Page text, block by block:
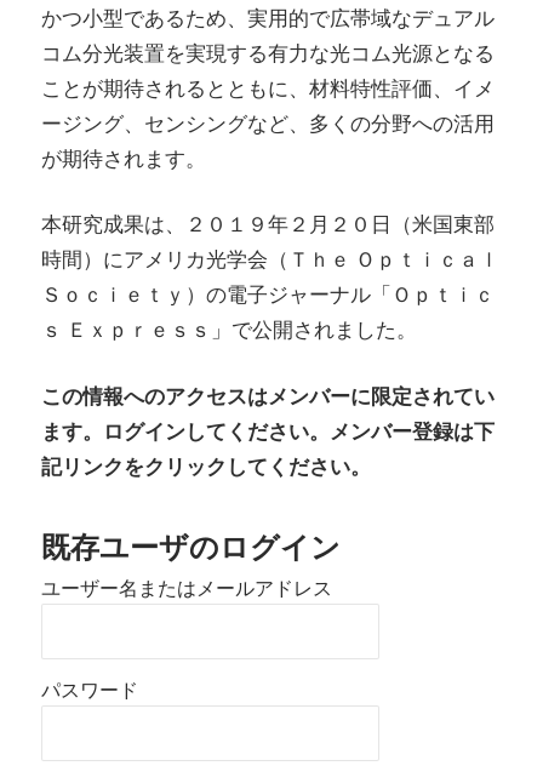
かつ小型であるため、実用的で広帯域なデュアル
コム分光装置を実現する有力な光コム光源となる
ことが期待されるとともに、材料特性評価、イメ
ージング、センシングなど、多くの分野への活用
が期待されます。
本研究成果は、２０１９年２月２０日（米国東部
時間）にアメリカ光学会（Ｔｈｅ Ｏｐｔｉｃａｌ
Ｓｏｃｉｅｔｙ）の電子ジャーナル「Ｏｐｔｉｃ
ｓ Ｅｘｐｒｅｓｓ」で公開されました。
この情報へのアクセスはメンバーに限定されてい
ます。ログインしてください。メンバー登録は下
記リンクをクリックしてください。
既存ユーザのログイン
ユーザー名またはメールアドレス
パスワード